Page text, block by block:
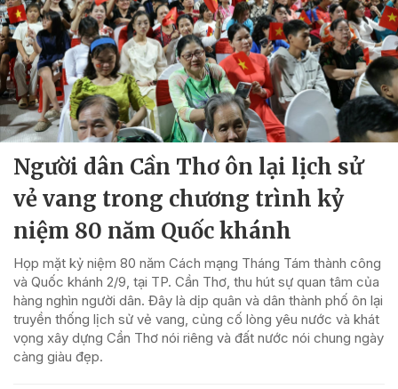
Người dân Cần Thơ ôn lại lịch sử
vẻ vang trong chương trình kỷ
niệm 80 năm Quốc khánh
Họp mặt kỷ niệm 80 năm Cách mạng Tháng Tám thành công
và Quốc khánh 2/9, tại TP. Cần Thơ, thu hút sự quan tâm của
hàng nghìn người dân. Đây là dịp quân và dân thành phố ôn lại
truyền thống lịch sử vẻ vang, củng cố lòng yêu nước và khát
vọng xây dựng Cần Thơ nói riêng và đất nước nói chung ngày
càng giàu đẹp.